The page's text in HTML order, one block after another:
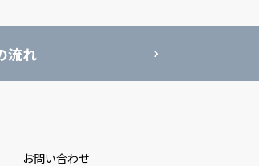
流れ
お問い合わせ